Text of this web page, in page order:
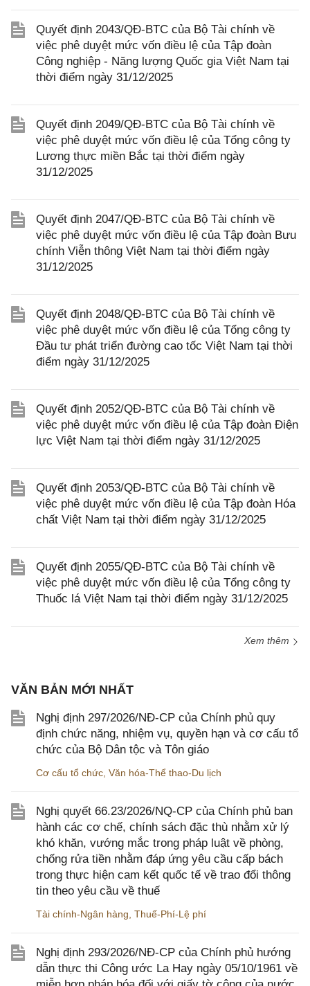
Quyết định 2043/QĐ-BTC của Bộ Tài chính về
việc phê duyệt mức vốn điều lệ của Tập đoàn
Công nghiệp - Năng lượng Quốc gia Việt Nam tại
thời điểm ngày 31/12/2025
Quyết định 2049/QĐ-BTC của Bộ Tài chính về
việc phê duyệt mức vốn điều lệ của Tổng công ty
Lương thực miền Bắc tại thời điểm ngày
31/12/2025
Quyết định 2047/QĐ-BTC của Bộ Tài chính về
việc phê duyệt mức vốn điều lệ của Tập đoàn Bưu
chính Viễn thông Việt Nam tại thời điểm ngày
31/12/2025
Quyết định 2048/QĐ-BTC của Bộ Tài chính về
việc phê duyệt mức vốn điều lệ của Tổng công ty
Đầu tư phát triển đường cao tốc Việt Nam tại thời
điểm ngày 31/12/2025
Quyết định 2052/QĐ-BTC của Bộ Tài chính về
việc phê duyệt mức vốn điều lệ của Tập đoàn Điện
lực Việt Nam tại thời điểm ngày 31/12/2025
Quyết định 2053/QĐ-BTC của Bộ Tài chính về
việc phê duyệt mức vốn điều lệ của Tập đoàn Hóa
chất Việt Nam tại thời điểm ngày 31/12/2025
Quyết định 2055/QĐ-BTC của Bộ Tài chính về
việc phê duyệt mức vốn điều lệ của Tổng công ty
Thuốc lá Việt Nam tại thời điểm ngày 31/12/2025
Xem thêm
VĂN BẢN MỚI NHẤT
Nghị định 297/2026/NĐ-CP của Chính phủ quy
định chức năng, nhiệm vụ, quyền hạn và cơ cấu tổ
chức của Bộ Dân tộc và Tôn giáo
Cơ cấu tổ chức, Văn hóa-Thể thao-Du lịch
Nghị quyết 66.23/2026/NQ-CP của Chính phủ ban
hành các cơ chế, chính sách đặc thù nhằm xử lý
khó khăn, vướng mắc trong pháp luật về phòng,
chống rửa tiền nhằm đáp ứng yêu cầu cấp bách
trong thực hiện cam kết quốc tế về trao đổi thông
tin theo yêu cầu về thuế
Tài chính-Ngân hàng, Thuế-Phí-Lệ phí
Nghị định 293/2026/NĐ-CP của Chính phủ hướng
dẫn thực thi Công ước La Hay ngày 05/10/1961 về